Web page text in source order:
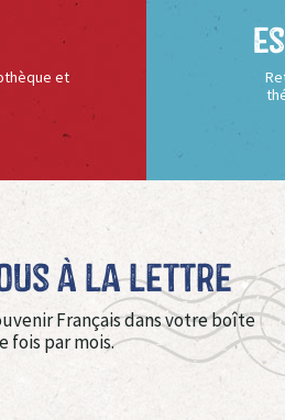
et
à La Lettre
Français dans votre boîte
fois par mois.